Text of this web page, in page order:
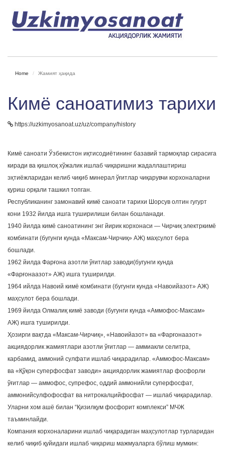
Home Жамият ҳақида
Кимё саноатимиз тарихи
https://uzkimyosanoat.uz/uz/company/history
Кимё саноати Ўзбекистон иқтисодиётининг базавий тармоқлар сирасига
киради ва қишлоқ хўжалик ишлаб чиқаришни жадаллаштириш
эҳтиёжларидан келиб чиқиб минерал ўғитлар чиқарувчи корхоналарни
қуриш орқали ташкил топган.
Республиканинг замонавий кимё саноати тарихи Шорсув олтин гугурт
кони 1932 йилда ишга туширилиши билан бошланади.
1940 йилда кимё саноатининг энг йирик корхонаси — Чирчиқ электркимё
комбинати (бугунги кунда «Максам-Чирчиқ» АЖ) маҳсулот бера
бошлади.
1962 йилда Фарғона азотли ўғитлар заводи(бугунги кунда
«Фарғонаазот» АЖ) ишга туширилди.
1964 ийлда Навоий кимё комбинати (бугунги кунда «Навоийазот» АЖ)
маҳсулот бера бошлади.
1969 йилда Олмалиқ кимё заводи (бугунги кунда «Аммофос-Максам»
АЖ) ишга туширилди.
Ҳозирги вақтда «Максам-Чирчиқ», «Навоийазот» ва «Фарғонаазот»
акциядорлик жамиятлари азотли ўғитлар — аммиакли селитра,
карбамид, аммоний сулфати ишлаб чиқарадилар. «Аммофос-Максам»
ва «Қўқон суперфосфат заводи» акциядорлик жамиятлар фосфорли
ўғитлар — аммофос, супрефос, оддий аммонийли суперфосфат,
аммонийсулфофосфат ва нитрокалцийфосфат — ишлаб чиқарадилар.
Уларни хом ашё билан “Қизилқум фосфорит комплекси” МЧЖ
таъминлайди.
Компания корхоналарини ишлаб чиқарадиган маҳсулотлар турларидан
келиб чиқиб қуйидаги ишлаб чиқариш мажмуаларга бўлиш мумкин: